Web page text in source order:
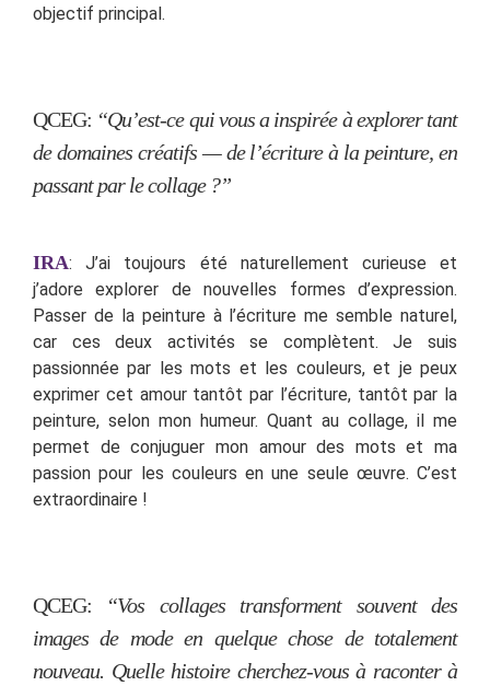
objectif principal.
QCEG: “Qu’est-ce qui vous a inspirée à explorer tant
de domaines créatifs — de l’écriture à la peinture, en
passant par le collage ?”
IRA: J’ai toujours été naturellement curieuse et
j’adore explorer de nouvelles formes d’expression.
Passer de la peinture à l’écriture me semble naturel,
car ces deux activités se complètent. Je suis
passionnée par les mots et les couleurs, et je peux
exprimer cet amour tantôt par l’écriture, tantôt par la
peinture, selon mon humeur. Quant au collage, il me
permet de conjuguer mon amour des mots et ma
passion pour les couleurs en une seule œuvre. C’est
extraordinaire !
QCEG:
“Vos collages transforment souvent des
images de mode en quelque chose de totalement
nouveau. Quelle histoire cherchez-vous à raconter à